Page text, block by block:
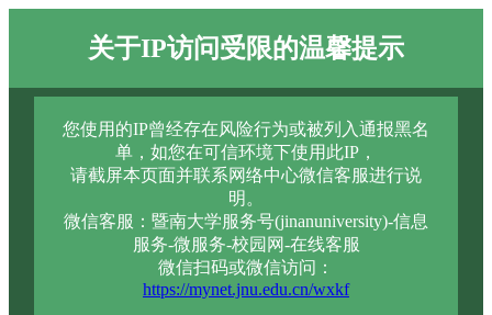
关于IP访问受限的温馨提示
您使用的IP曾经存在风险行为或被列入通报黑名
单，如您在可信环境下使用此IP，
请截屏本页面并联系网络中心微信客服进行说
明。
微信客服：暨南大学服务号(jinanuniversity)-信息
服务-微服务-校园网-在线客服
微信扫码或微信访问：
https://mynet.jnu.edu.cn/wxkf